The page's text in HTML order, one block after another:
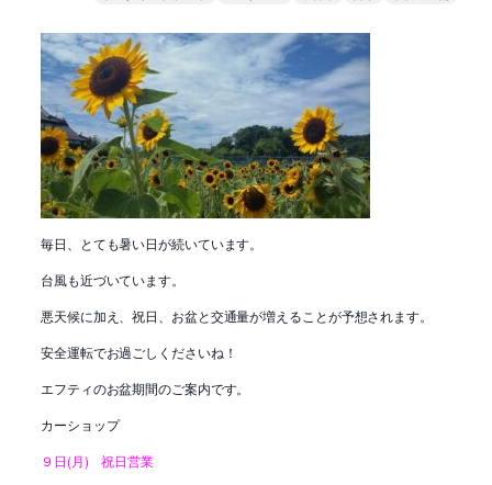
毎日、とても暑い日が続いています。
台風も近づいています。
悪天候に加え、祝日、お盆と交通量が増えることが予想されます。
安全運転でお過ごしくださいね！
エフティのお盆期間のご案内です。
カーショップ
９日(月) 祝日営業